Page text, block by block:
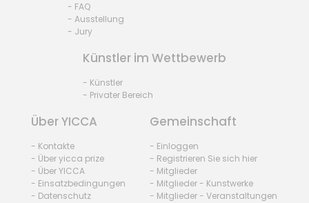
- FAQ
- Ausstellung
- Jury
Künstler im Wettbewerb
- Künstler
- Privater Bereich
Über YICCA
- Kontakte
- Über yicca prize
- Über YICCA
- Einsatzbedingungen
- Datenschutz
Gemeinschaft
- Einloggen
- Registrieren Sie sich hier
- Mitglieder
- Mitglieder - Kunstwerke
- Mitglieder - Veranstaltungen